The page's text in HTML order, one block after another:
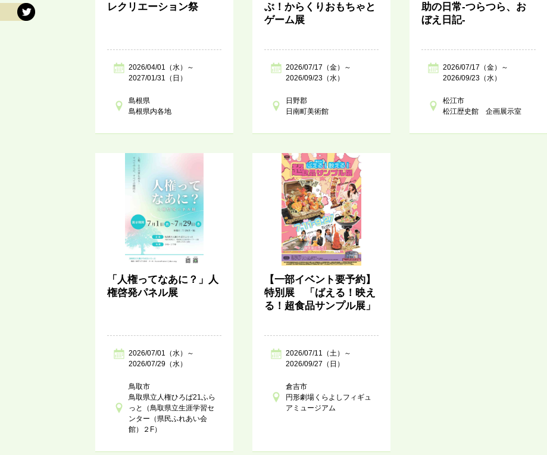
レクリエーション祭
2026/04/01（水）～
2027/01/31（日）
島根県
島根県内各地
ぶ！からくりおもちゃと
ゲーム展
2026/07/17（金）～
2026/09/23（水）
日野郡
日南町美術館
助の日常-つらつら、お
ぼえ日記-
2026/07/17（金）～
2026/09/23（水）
松江市
松江歴史館 企画展示室
「人権ってなあに？」人
権啓発パネル展
2026/07/01（水）～
2026/07/29（水）
鳥取市
鳥取県立人権ひろば21ふら
っと（鳥取県立生涯学習セ
ンター（県民ふれあい会
館）２F）
【一部イベント要予約】
特別展 「ばえる！映え
る！超食品サンプル展」
2026/07/11（土）～
2026/09/27（日）
倉吉市
円形劇場くらよしフィギュ
アミュージアム